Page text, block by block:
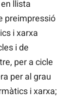
llista
preimpressió
i xarxa
i de
per a cicle
per al grau
i xarxa;